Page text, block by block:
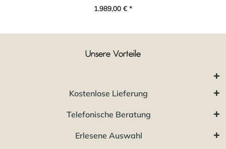
1.989,00 € *
Unsere Vorteile
Kostenlose Lieferung
Telefonische Beratung
Erlesene Auswahl